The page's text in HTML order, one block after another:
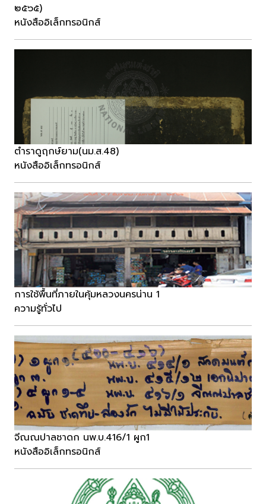
๒๕๖๕)
หนังสืออิเล็กทรอนิกส์
ตำราดูฤกษ์ยาม(นม.ส.48)
หนังสืออิเล็กทรอนิกส์
การใช้พื้นที่ภายในคุ้มหลวงนครน่าน 1
ความรู้ทั่วไป
จีณณปาลชาดก นพ.บ.416/1 ผูก1
หนังสืออิเล็กทรอนิกส์